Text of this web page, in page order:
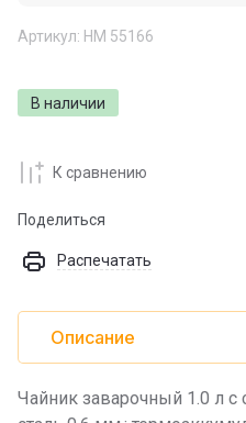
Артикул: НМ 55166
В наличии
К сравнению
Поделиться
Распечатать
Описание
Чайник заварочный 1.0 л